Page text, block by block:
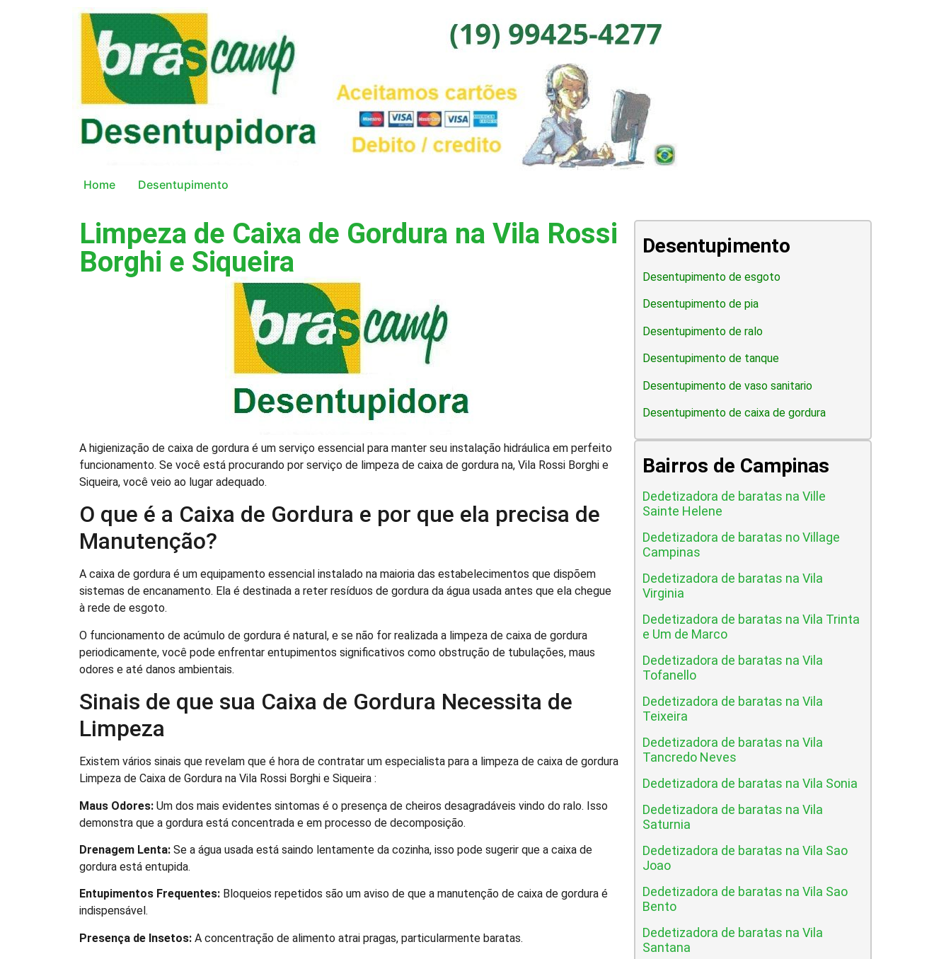
Home Desentupimento
Limpeza de Caixa de Gordura na Vila Rossi
Borghi e Siqueira
A higienização de caixa de gordura é um serviço essencial para manter seu instalação hidráulica em perfeito
funcionamento. Se você está procurando por serviço de limpeza de caixa de gordura na, Vila Rossi Borghi e
Siqueira, você veio ao lugar adequado.
O que é a Caixa de Gordura e por que ela precisa de
Manutenção?
A caixa de gordura é um equipamento essencial instalado na maioria das estabelecimentos que dispõem
sistemas de encanamento. Ela é destinada a reter resíduos de gordura da água usada antes que ela chegue
à rede de esgoto.
O funcionamento de acúmulo de gordura é natural, e se não for realizada a limpeza de caixa de gordura
periodicamente, você pode enfrentar entupimentos significativos como obstrução de tubulações, maus
odores e até danos ambientais.
Sinais de que sua Caixa de Gordura Necessita de
Limpeza
Existem vários sinais que revelam que é hora de contratar um especialista para a limpeza de caixa de gordura
Limpeza de Caixa de Gordura na Vila Rossi Borghi e Siqueira :
Maus Odores: Um dos mais evidentes sintomas é o presença de cheiros desagradáveis vindo do ralo. Isso
demonstra que a gordura está concentrada e em processo de decomposição.
Drenagem Lenta: Se a água usada está saindo lentamente da cozinha, isso pode sugerir que a caixa de
gordura está entupida.
Entupimentos Frequentes: Bloqueios repetidos são um aviso de que a manutenção de caixa de gordura é
indispensável.
Presença de Insetos: A concentração de alimento atrai pragas, particularmente baratas.
Desentupimento
Desentupimento de esgoto
Desentupimento de pia
Desentupimento de ralo
Desentupimento de tanque
Desentupimento de vaso sanitario
Desentupimento de caixa de gordura
Bairros de Campinas
Dedetizadora de baratas na Ville
Sainte Helene
Dedetizadora de baratas no Village
Campinas
Dedetizadora de baratas na Vila
Virginia
Dedetizadora de baratas na Vila Trinta
e Um de Marco
Dedetizadora de baratas na Vila
Tofanello
Dedetizadora de baratas na Vila
Teixeira
Dedetizadora de baratas na Vila
Tancredo Neves
Dedetizadora de baratas na Vila Sonia
Dedetizadora de baratas na Vila
Saturnia
Dedetizadora de baratas na Vila Sao
Joao
Dedetizadora de baratas na Vila Sao
Bento
Dedetizadora de baratas na Vila
Santana